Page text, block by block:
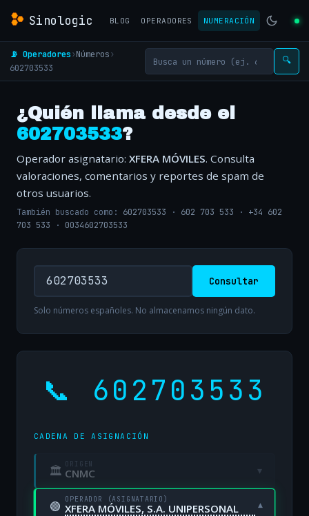
Sinologic BLOG OPERADORES NUMERACIÓN
📡 Operadores›Números›
602703533
🔍
¿Quién llama desde el
602703533?
Operador asignatario: XFERA MÓVILES. Consulta
valoraciones, comentarios y reportes de spam de
otros usuarios.
También buscado como: 602703533 · 602 703 533 · +34 602
703 533 · 0034602703533
Consultar
Solo números españoles. No almacenamos ningún dato.
📞 602703533
CADENA DE ASIGNACIÓN
🏛 ORIGEN
CNMC ▾
🟢 OPERADOR (ASIGNATARIO)
XFERA MÓVILES, S.A. UNIPERSONAL ▾